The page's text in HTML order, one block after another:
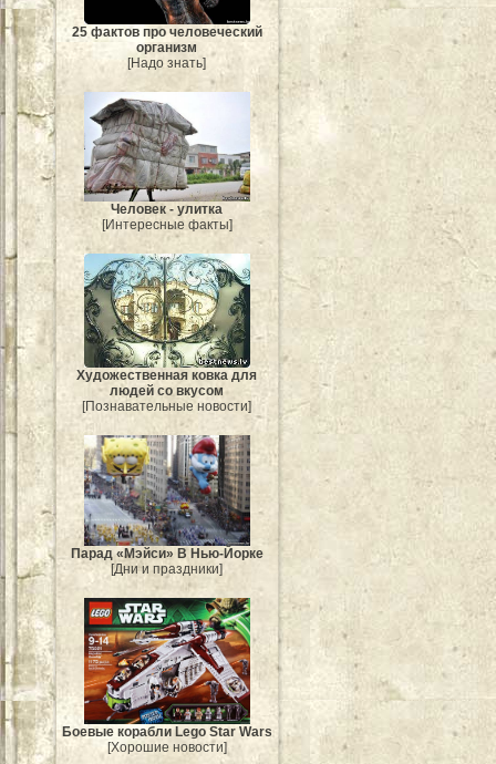
25 фактов про человеческий
организм
[Надо знать]
Человек - улитка
[Интересные факты]
Художественная ковка для
людей со вкусом
[Познавательные новости]
Парад «Мэйси» В Нью-Йорке
[Дни и праздники]
Боевые корабли Lego Star Wars
[Хорошие новости]